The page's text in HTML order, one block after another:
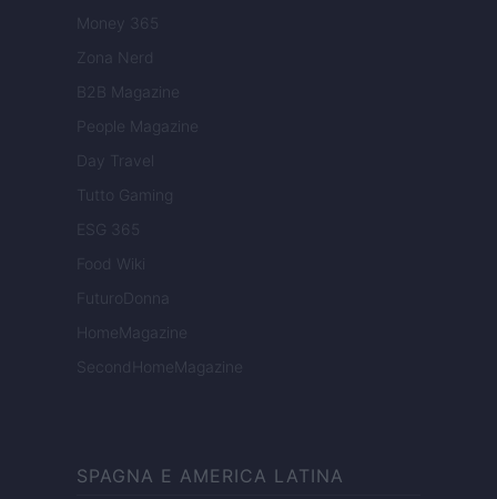
Money 365
Zona Nerd
B2B Magazine
People Magazine
Day Travel
Tutto Gaming
ESG 365
Food Wiki
FuturoDonna
HomeMagazine
SecondHomeMagazine
SPAGNA E AMERICA LATINA